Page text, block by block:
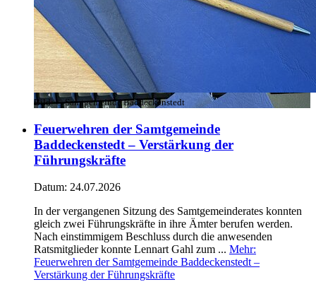
Bild:© Samtgemeinde Baddeckenstedt
Feuerwehren der Samtgemeinde
Baddeckenstedt – Verstärkung der
Führungskräfte
Datum: 24.07.2026
In der vergangenen Sitzung des Samtgemeinderates konnten
gleich zwei Führungskräfte in ihre Ämter berufen werden.
Nach einstimmigem Beschluss durch die anwesenden
Ratsmitglieder konnte Lennart Gahl zum ... Mehr:
Feuerwehren der Samtgemeinde Baddeckenstedt –
Verstärkung der Führungskräfte